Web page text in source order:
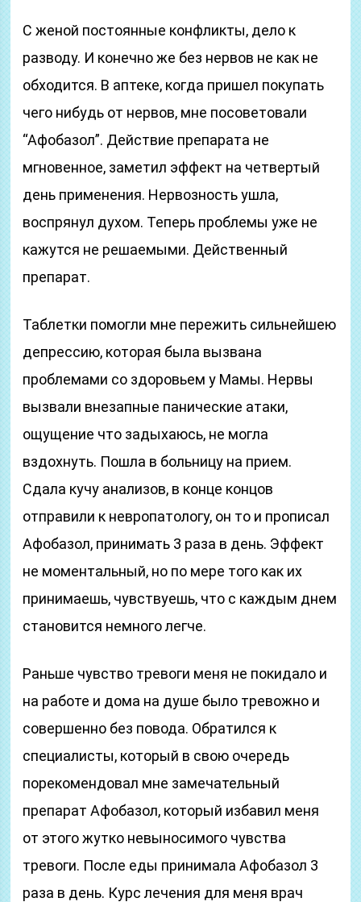
С женой постоянные конфликты, дело к
разводу. И конечно же без нервов не как не
обходится. В аптеке, когда пришел покупать
чего нибудь от нервов, мне посоветовали
“Афобазол”. Действие препарата не
мгновенное, заметил эффект на четвертый
день применения. Нервозность ушла,
воспрянул духом. Теперь проблемы уже не
кажутся не решаемыми. Действенный
препарат.
Таблетки помогли мне пережить сильнейшею
депрессию, которая была вызвана
проблемами со здоровьем у Мамы. Нервы
вызвали внезапные панические атаки,
ощущение что задыхаюсь, не могла
вздохнуть. Пошла в больницу на прием.
Сдала кучу анализов, в конце концов
отправили к невропатологу, он то и прописал
Афобазол, принимать 3 раза в день. Эффект
не моментальный, но по мере того как их
принимаешь, чувствуешь, что с каждым днем
становится немного легче.
Раньше чувство тревоги меня не покидало и
на работе и дома на душе было тревожно и
совершенно без повода. Обратился к
специалисты, который в свою очередь
порекомендовал мне замечательный
препарат Афобазол, который избавил меня
от этого жутко невыносимого чувства
тревоги. После еды принимала Афобазол 3
раза в день. Курс лечения для меня врач